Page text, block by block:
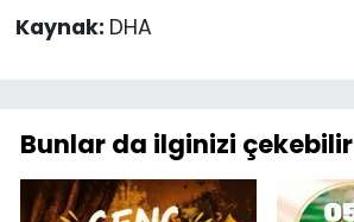
Kaynak: DHA
Bunlar da ilginizi çekebilir